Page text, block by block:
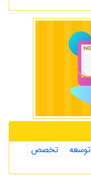
توسعه
تخصص